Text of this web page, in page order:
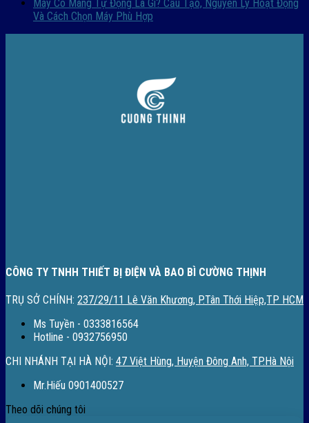
Máy Co Màng Tự Động Là Gì? Cấu Tạo, Nguyên Lý Hoạt Động
Và Cách Chọn Máy Phù Hợp
CÔNG TY TNHH THIẾT BỊ ĐIỆN VÀ BAO BÌ CƯỜNG THỊNH
TRỤ SỞ CHÍNH: 237/29/11 Lê Văn Khương, P.Tân Thới Hiệp,TP HCM
Ms Tuyền - 0333816564
Hotline - 0932756950
CHI NHÁNH TẠI HÀ NỘI: 47 Việt Hùng, Huyện Đông Anh, TP.Hà Nội
Mr.Hiếu 0901400527
Theo dõi chúng tôi